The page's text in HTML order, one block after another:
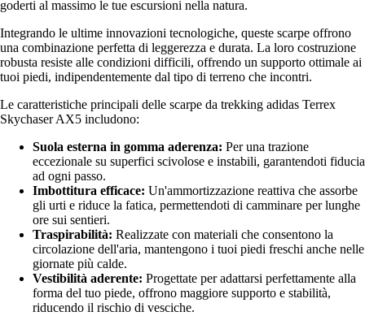
goderti al massimo le tue escursioni nella natura.
Integrando le ultime innovazioni tecnologiche, queste scarpe offrono
una combinazione perfetta di leggerezza e durata. La loro costruzione
robusta resiste alle condizioni difficili, offrendo un supporto ottimale ai
tuoi piedi, indipendentemente dal tipo di terreno che incontri.
Le caratteristiche principali delle scarpe da trekking adidas Terrex
Skychaser AX5 includono:
Suola esterna in gomma aderenza: Per una trazione
eccezionale su superfici scivolose e instabili, garantendoti fiducia
ad ogni passo.
Imbottitura efficace: Un'ammortizzazione reattiva che assorbe
gli urti e riduce la fatica, permettendoti di camminare per lunghe
ore sui sentieri.
Traspirabilità: Realizzate con materiali che consentono la
circolazione dell'aria, mantengono i tuoi piedi freschi anche nelle
giornate più calde.
Vestibilità aderente: Progettate per adattarsi perfettamente alla
forma del tuo piede, offrono maggiore supporto e stabilità,
riducendo il rischio di vesciche.